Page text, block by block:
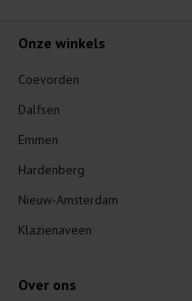
Onze winkels
Coevorden
Dalfsen
Emmen
Hardenberg
Nieuw-Amsterdam
Klazienaveen
Over ons